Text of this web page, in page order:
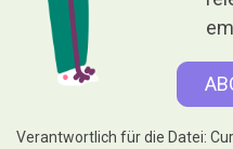
Verantwortlich für die Datei: